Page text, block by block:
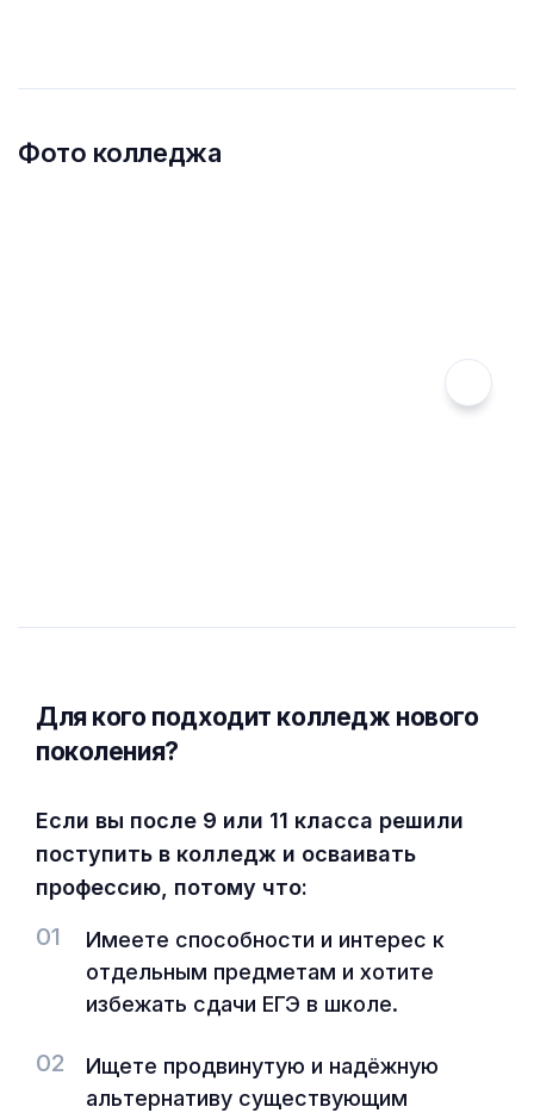
Фото колледжа
Для кого подходит колледж нового
поколения?
Если вы после 9 или 11 класса решили
поступить в колледж и осваивать
профессию, потому что:
01
Имеете способности и интерес к
отдельным предметам и хотите
избежать сдачи ЕГЭ в школе.
02
Ищете продвинутую и надёжную
альтернативу существующим